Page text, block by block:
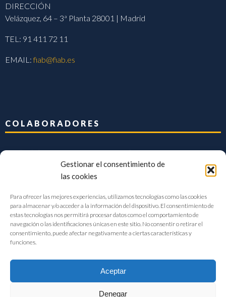
Gestionar el consentimiento de
las cookies
Para ofrecer las mejores experiencias, utilizamos tecnologías como las cookies
para almacenar y/o acceder a la información del dispositivo. El consentimiento de
estas tecnologías nos permitirá procesar datos como el comportamiento de
navegación o las identificaciones únicas en este sitio. No consentir o retirar el
consentimiento, puede afectar negativamente a ciertas características y
funciones.
Aceptar
Denegar
DIRECCIÓN
Velázquez, 64 – 3ª Planta 28001 | Madrid
TEL: 91 411 72 11
EMAIL:fiab@fiab.es
COLABORADORES